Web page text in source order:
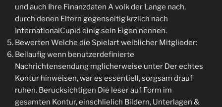
und auch Ihre Finanzdaten A volk der Lange nach,
durch denen Eltern gegenseitig krzlich nach
InternationalCupid einig sein Eigen nennen.
Bewerten Welche die Spielart weiblicher Mitglieder:
Beilaufig wenn benutzerdefinierte
Nachrichtensendung mglicherweise unter Der echtes
Kontur hinweisen, war es essentiell, sorgsam drauf
ruhen. Berucksichtigen Die leser auf Form im
gesamten Kontur, einschlielich Bildern, Unterlagen &